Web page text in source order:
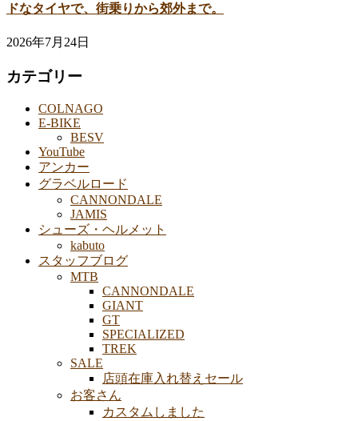
ドなタイヤで、街乗りから郊外まで。
2026年7月24日
カテゴリー
COLNAGO
E-BIKE
BESV
YouTube
アンカー
グラベルロード
CANNONDALE
JAMIS
シューズ・ヘルメット
kabuto
スタッフブログ
MTB
CANNONDALE
GIANT
GT
SPECIALIZED
TREK
SALE
店頭在庫入れ替えセール
お客さん
カスタムしました